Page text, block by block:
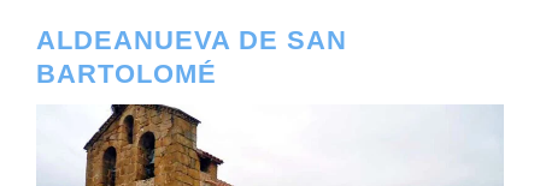
ALDEANUEVA DE SAN
BARTOLOMÉ